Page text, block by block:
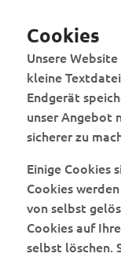
Cookies
Unsere
kleine
Endgerät
unser Angebot
sicherer zu
Einige Cookies
Cookies
von selbst
Cookies auf
selbst löschen.